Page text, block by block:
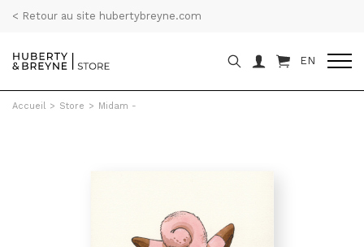
< Retour au site hubertybreyne.com
EN
Accueil > Store > Midam -